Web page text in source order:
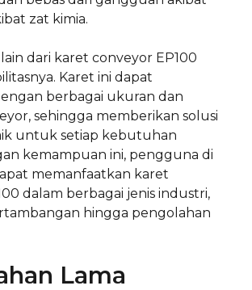
zat kimia.
dari karet conveyor EP100
Karet ini dapat
berbagai ukuran dan
sehingga memberikan solusi
untuk setiap kebutuhan
kemampuan ini, pengguna di
memanfaatkan karet
dalam berbagai jenis industri,
hingga pengolahan
Lama